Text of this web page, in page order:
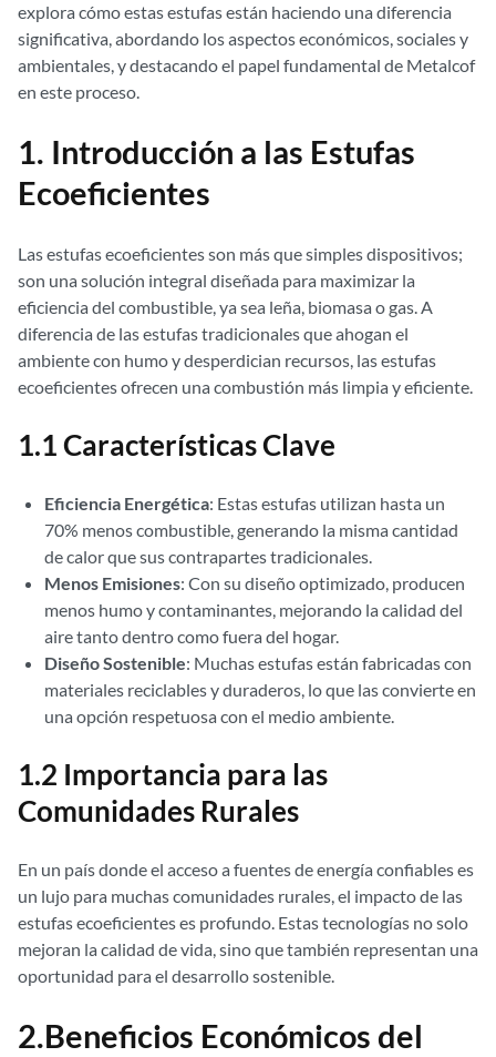
explora cómo estas estufas están haciendo una diferencia
significativa, abordando los aspectos económicos, sociales y
ambientales, y destacando el papel fundamental de Metalcof
en este proceso.
1. Introducción a las Estufas
Ecoeficientes
Las estufas ecoeficientes son más que simples dispositivos;
son una solución integral diseñada para maximizar la
eficiencia del combustible, ya sea leña, biomasa o gas. A
diferencia de las estufas tradicionales que ahogan el
ambiente con humo y desperdician recursos, las estufas
ecoeficientes ofrecen una combustión más limpia y eficiente.
1.1 Características Clave
Eficiencia Energética: Estas estufas utilizan hasta un
70% menos combustible, generando la misma cantidad
de calor que sus contrapartes tradicionales.
Menos Emisiones: Con su diseño optimizado, producen
menos humo y contaminantes, mejorando la calidad del
aire tanto dentro como fuera del hogar.
Diseño Sostenible: Muchas estufas están fabricadas con
materiales reciclables y duraderos, lo que las convierte en
una opción respetuosa con el medio ambiente.
1.2 Importancia para las
Comunidades Rurales
En un país donde el acceso a fuentes de energía confiables es
un lujo para muchas comunidades rurales, el impacto de las
estufas ecoeficientes es profundo. Estas tecnologías no solo
mejoran la calidad de vida, sino que también representan una
oportunidad para el desarrollo sostenible.
2.Beneficios Económicos del